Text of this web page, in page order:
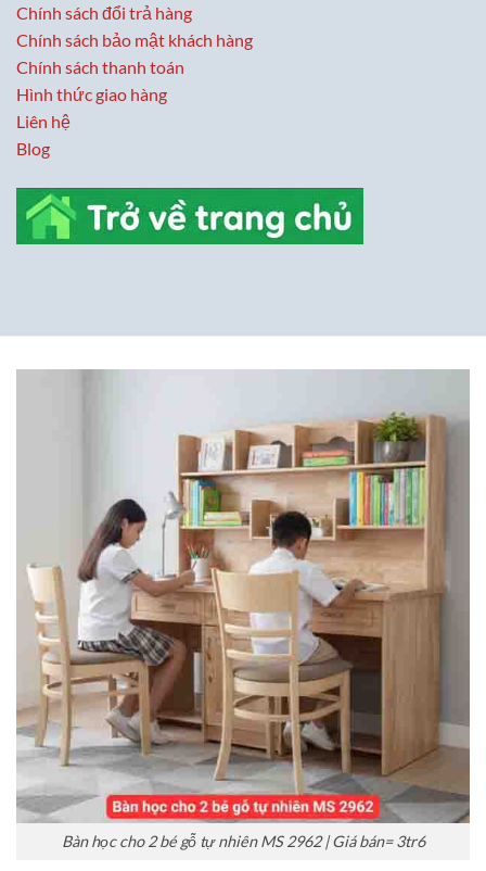
Chính sách đổi trả hàng
Chính sách bảo mật khách hàng
Chính sách thanh toán
Hình thức giao hàng
Liên hệ
Blog
Bàn học cho 2 bé gỗ tự nhiên MS 2962 | Giá bán= 3tr6